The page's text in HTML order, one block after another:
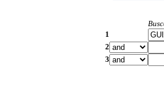
1
2
3